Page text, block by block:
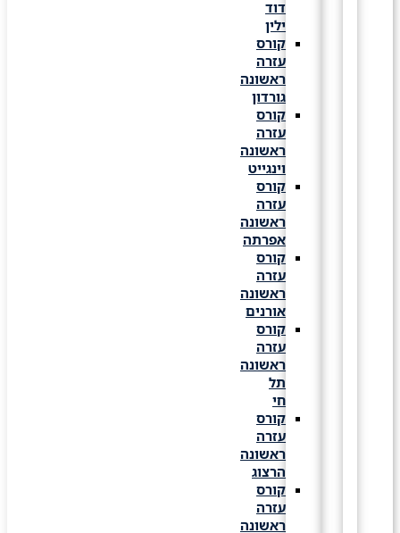
קורס
עזרה
ראשונה
גורדון
קורס
עזרה
ראשונה
וינגייט
קורס
עזרה
ראשונה
אפרתה
קורס
עזרה
ראשונה
אורנים
קורס
עזרה
ראשונה
קורס
עזרה
ראשונה
הרצוג
קורס
עזרה
ראשונה